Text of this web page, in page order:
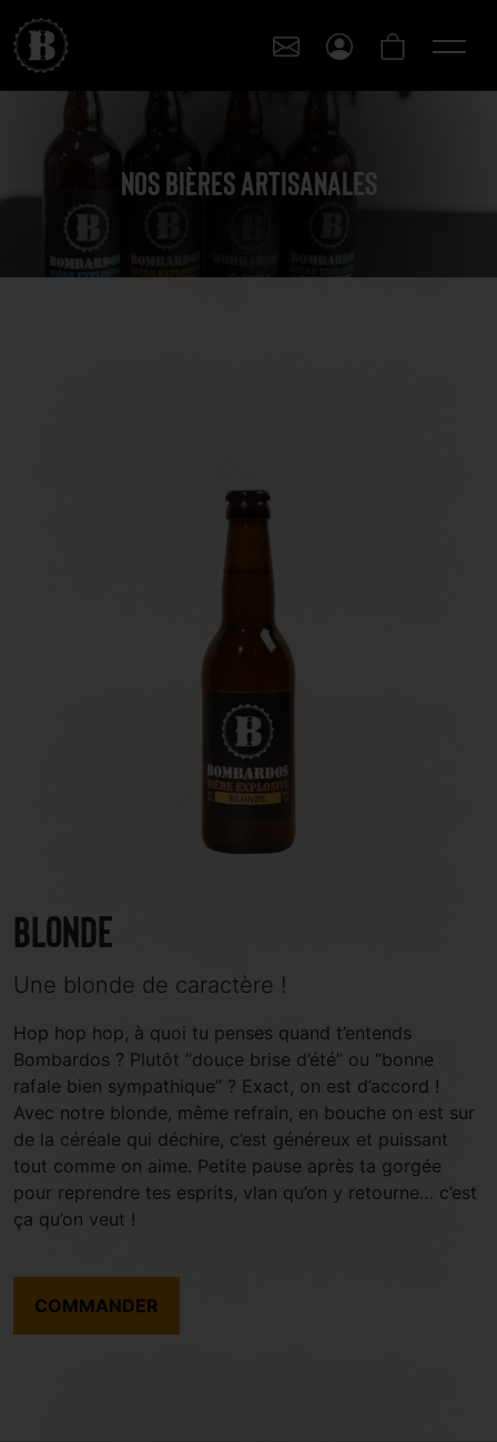
Nos bières artisanales
Blonde
Une blonde de caractère !
Hop hop hop, à quoi tu penses quand t’entends
Bombardos ? Plutôt “douce brise d’été” ou “bonne
rafale bien sympathique” ? Exact, on est d’accord !
Avec notre blonde, même refrain, en bouche on est sur
de la céréale qui déchire, c’est généreux et puissant
tout comme on aime. Petite pause après ta gorgée
pour reprendre tes esprits, vlan qu’on y retourne… c’est
ça qu’on veut !
COMMANDER